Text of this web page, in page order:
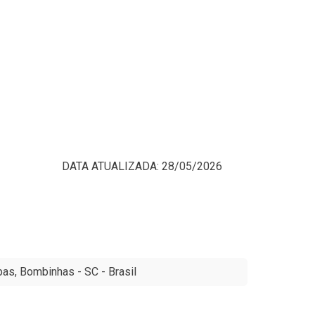
28/05/2026
Bombinhas - SC - Brasil